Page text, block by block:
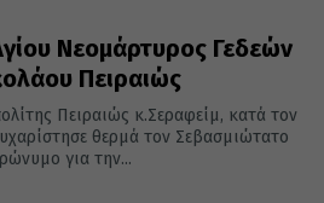
Νεομάρτυρος Γεδεών
Πειραιώς
Πειραιώς κ.Σεραφείμ, κατά τον
θερμά τον Σεβασμιώτατο
για την...